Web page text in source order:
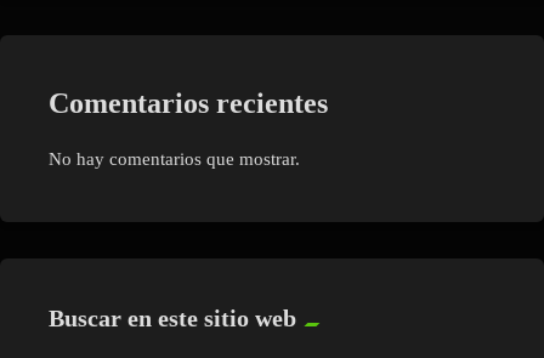
Comentarios recientes
No hay comentarios que mostrar.
Buscar en este sitio web